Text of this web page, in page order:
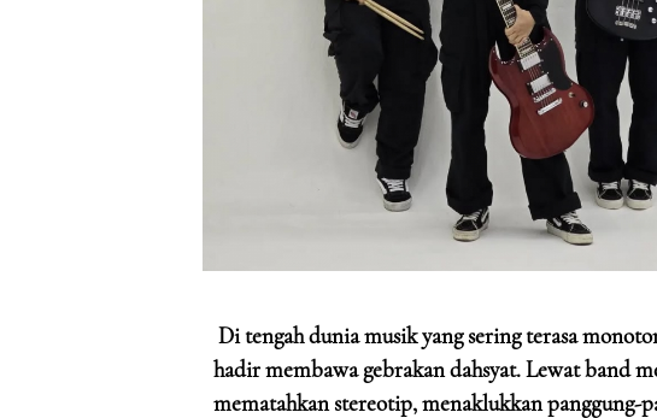
Di tengah dunia musik yang sering terasa
hadir membawa gebrakan dahsyat. Lewat band
mematahkan stereotip, menaklukkan panggung-